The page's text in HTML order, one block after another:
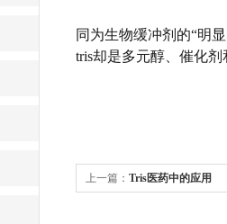
同为生物缓冲剂的“明
tris却是多元醇、催化
上一篇： Tris医药中的应用